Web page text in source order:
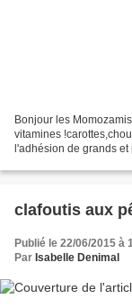
Bonjour les
vitamines
l'adhésion de grands
clafoutis aux
Publié le 22/06/2015 à
Par Isabelle Denimal